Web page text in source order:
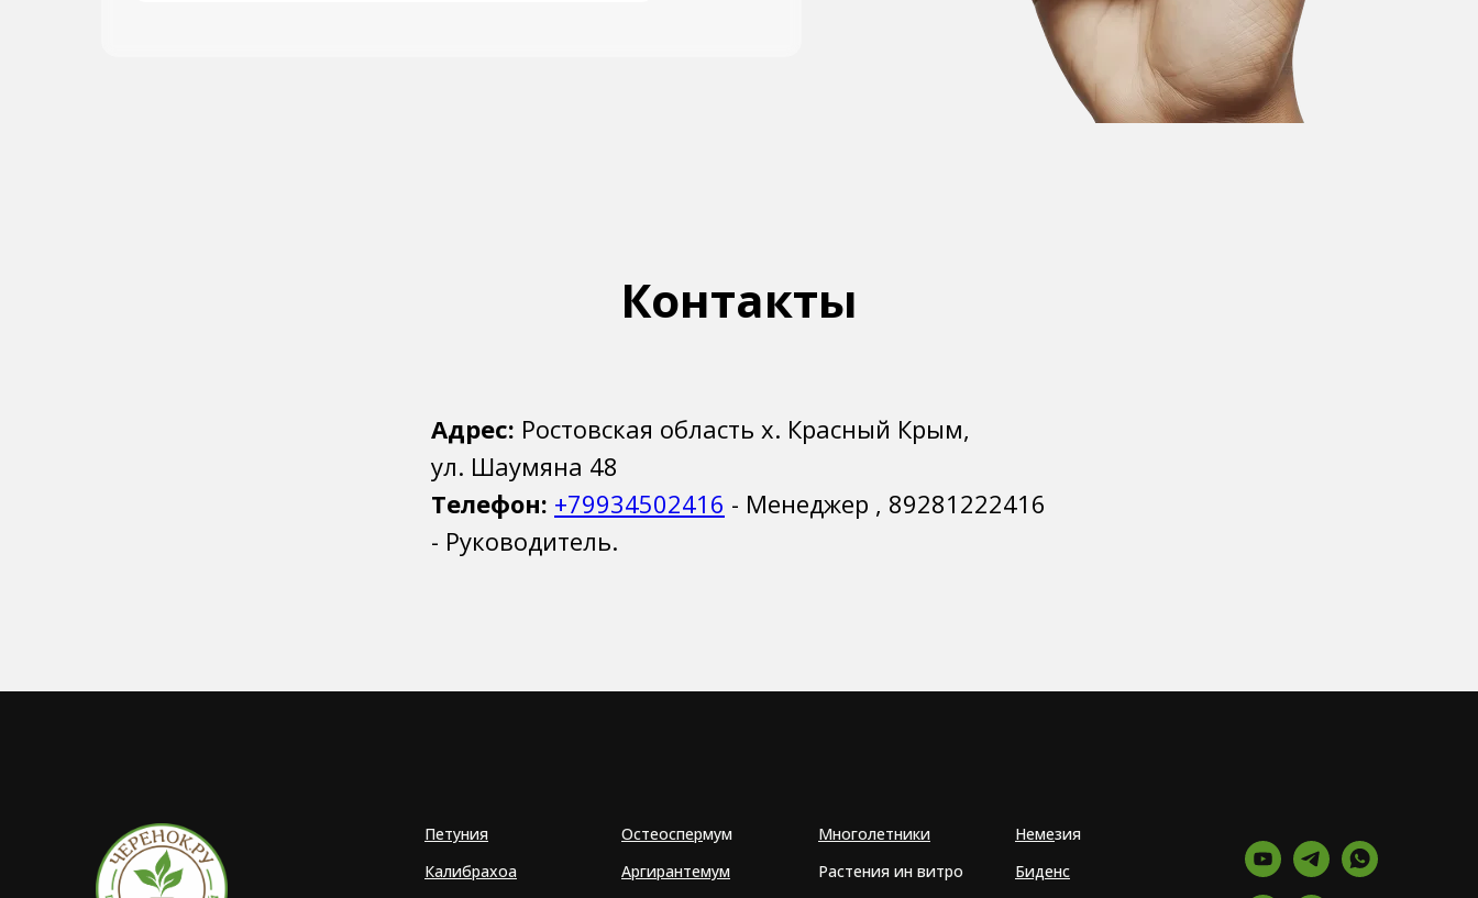
Контакты
Адрес: Ростовская область х. Красный Крым,
ул. Шаумяна 48
Телефон: +79934502416 - Менеджер , 89281222416
- Руководитель.
Петуния
Калибрахоа
Остеоспермум
Аргирантемум
Многолетники
Растения ин витро
Немезия
Биденс